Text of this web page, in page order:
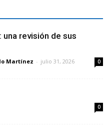
revisión de sus
Martínez - julio 31, 2026 0
0